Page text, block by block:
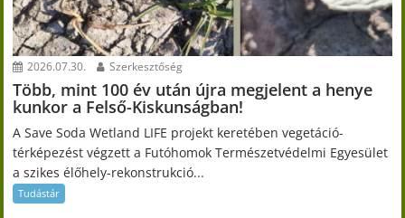
2026.07.30. Szerkesztőség
Több, mint 100 év után újra megjelent a henye
kunkor a Felső-Kiskunságban!
A Save Soda Wetland LIFE projekt keretében vegetáció-
térképezést végzett a Futóhomok Természetvédelmi Egyesület
a szikes élőhely-rekonstrukció...
Tudástár